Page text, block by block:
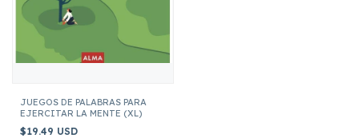
JUEGOS DE PALABRAS PARA
EJERCITAR LA MENTE (XL)
$19.49 USD